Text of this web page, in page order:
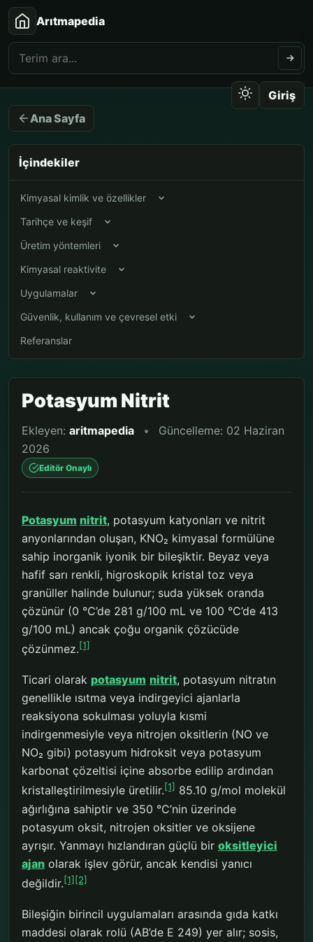
Arıtmapedia
Giriş
Ana Sayfa
İçindekiler
Kimyasal kimlik ve özellikler
Tarihçe ve keşif
Üretim yöntemleri
Kimyasal reaktivite
Uygulamalar
Güvenlik, kullanım ve çevresel etki
Referanslar
Potasyum Nitrit
Ekleyen: aritmapedia •
Güncelleme: 02 Haziran
2026
Editör Onaylı
Potasyum nitrit, potasyum katyonları ve nitrit
anyonlarından oluşan, KNO₂ kimyasal formülüne
sahip inorganik iyonik bir bileşiktir. Beyaz veya
hafif sarı renkli, higroskopik kristal toz veya
granüller halinde bulunur; suda yüksek oranda
çözünür (0 °C’de 281 g/100 mL ve 100 °C’de 413
g/100 mL) ancak çoğu organik çözücüde
çözünmez.[1]
Ticari olarak potasyum nitrit, potasyum nitratın
genellikle ısıtma veya indirgeyici ajanlarla
reaksiyona sokulması yoluyla kısmi
indirgenmesiyle veya nitrojen oksitlerin (NO ve
NO₂ gibi) potasyum hidroksit veya potasyum
karbonat çözeltisi içine absorbe edilip ardından
kristalleştirilmesiyle üretilir.[1] 85.10 g/mol molekül
ağırlığına sahiptir ve 350 °C’nin üzerinde
potasyum oksit, nitrojen oksitler ve oksijene
ayrışır. Yanmayı hızlandıran güçlü bir oksitleyici
ajan olarak işlev görür, ancak kendisi yanıcı
değildir.[1] [2]
Bileşiğin birincil uygulamaları arasında gıda katkı
maddesi olarak rolü (AB’de E 249) yer alır; sosis,